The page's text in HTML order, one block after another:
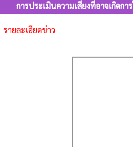
การประเมินความเสี่ยงที่อาจเกิด
รายละเอียดข่าว